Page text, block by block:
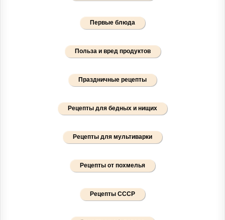
Первые блюда
Польза и вред продуктов
Праздничные рецепты
Рецепты для бедных и нищих
Рецепты для мультиварки
Рецепты от похмелья
Рецепты СССР